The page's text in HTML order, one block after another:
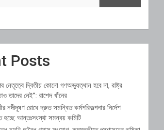
Posts
নেতৃত্বে দ্বিতীয় কোনো গণঅভ্যুত্থান হবে না, রাষ্ট্র
তাদের নেই”: রাশেদ খাঁনের
নদীদূষণ রোধে দ্রুত সমন্বিত কর্মপরিকল্পনার নির্দেশ
হচ্ছে আন্তঃসংস্থা সমন্বয় কমিটি